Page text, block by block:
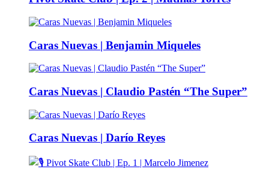
Caras Nuevas | Benjamin Miqueles
Caras Nuevas | Claudio Pastén “The Super”
Caras Nuevas | Darío Reyes